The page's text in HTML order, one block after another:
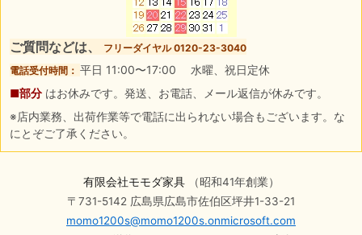
ご質問などは、
フリーダイヤル 0120-23-3040
電話受付時間： 平日 11:00〜17:00 水曜、祝日定休
■部分 はお休みです。発送、お電話、メール返信が休みです。
※店内業務、出荷作業等で電話に出られない場合もございます。な
にとぞご了承ください。
有限会社モモダ家具（昭和41年創業）
〒731-5142 広島県広島市佐伯区坪井1-33-21
momo1200s@momo1200s.onmicrosoft.com